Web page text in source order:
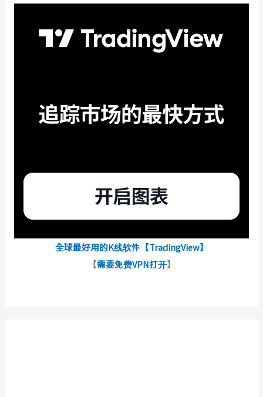
全球最好用的K线软件【TradingView】
【需要免费VPN打开】